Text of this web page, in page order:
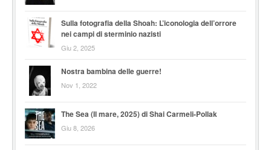
Sulla fotografia della Shoah: L’iconologia dell’orrore
nei campi di sterminio nazisti
Giu 2, 2025
Nostra bambina delle guerre!
Nov 1, 2022
The Sea (Il mare, 2025) di Shai Carmeli-Pollak
Giu 8, 2026